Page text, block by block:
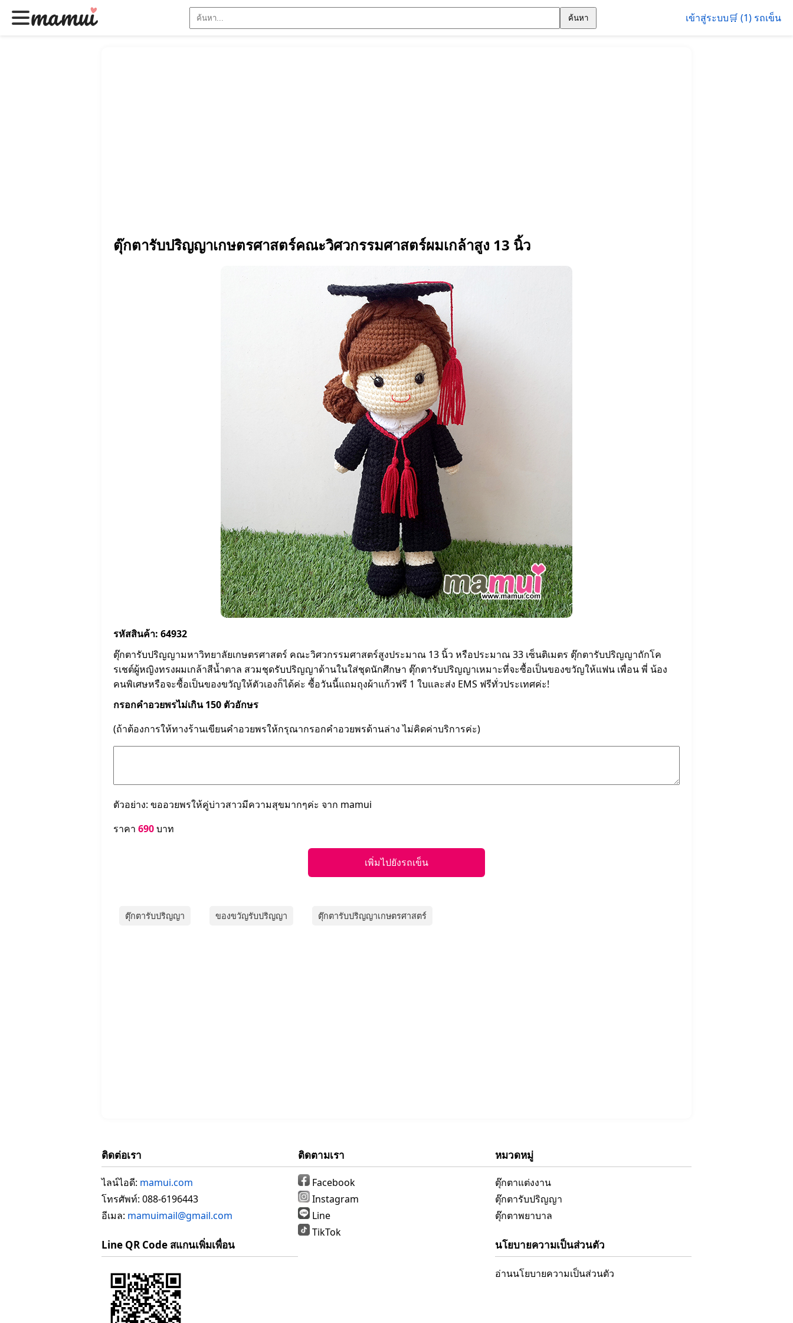
ค้นหา เข้าสู่ระบบ🛒 (1) รถเข็น
ตุ๊กตารับปริญญาเกษตรศาสตร์คณะวิศวกรรมศาสตร์ผมเกล้าสูง 13 นิ้ว
รหัสสินค้า: 64932
ตุ๊กตารับปริญญามหาวิทยาลัยเกษตรศาสตร์ คณะวิศวกรรมศาสตร์สูงประมาณ 13 นิ้ว หรือประมาณ 33 เซ็นติเมตร ตุ๊กตารับปริญญาถักโค
รเชต์ผู้หญิงทรงผมเกล้าสีน้ำตาล สวมชุดรับปริญญาด้านในใส่ชุดนักศึกษา ตุ๊กตารับปริญญาเหมาะที่จะซื้อเป็นของขวัญให้แฟน เพื่อน พี่ น้อง
คนพิเศษหรือจะซื้อเป็นของขวัญให้ตัวเองก็ได้ค่ะ ซื้อวันนี้แถมถุงผ้าแก้วฟรี 1 ใบและส่ง EMS ฟรีทั่วประเทศค่ะ!
กรอกคำอวยพรไม่เกิน 150 ตัวอักษร
(ถ้าต้องการให้ทางร้านเขียนคำอวยพรให้กรุณากรอกคำอวยพรด้านล่าง ไม่คิดค่าบริการค่ะ)
ตัวอย่าง: ขออวยพรให้คู่บ่าวสาวมีความสุขมากๆค่ะ จาก mamui
ราคา 690บาท
เพิ่มไปยังรถเข็น
ตุ๊กตารับปริญญา ของขวัญรับปริญญา ตุ๊กตารับปริญญาเกษตรศาสตร์
ติดต่อเรา
ไลน์ไอดี: mamui.com
โทรศัพท์: 088-6196443
อีเมล: mamuimail@gmail.com
Line QR Code สแกนเพิ่มเพื่อน
ติดตามเรา
Facebook
Instagram
Line
TikTok
หมวดหมู่
ตุ๊กตาแต่งงาน
ตุ๊กตารับปริญญา
ตุ๊กตาพยาบาล
นโยบายความเป็นส่วนตัว
อ่านนโยบายความเป็นส่วนตัว